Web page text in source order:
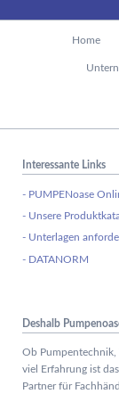
Home
Interessante Links
- PUMPENoase
- Unsere
- Unterlagen
- DATANORM
Deshalb
Ob Pumpentechnik,
viel Erfahrung ist
Partner für